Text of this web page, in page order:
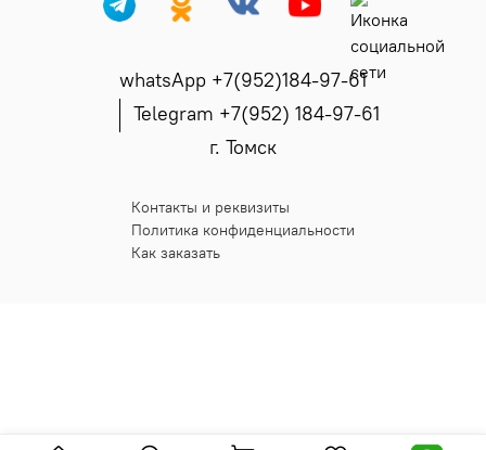
whatsApp +7(952)184-97-61
Telegram +7(952) 184-97-61
г. Томск
Контакты и реквизиты
Политика конфиденциальности
Как заказать